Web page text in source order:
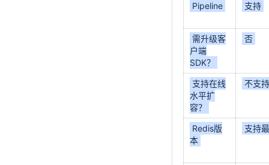
Pipeline 支持
需升级客
户端
SDK？
否
支持在线
水平扩
容？
不支持
Redis版
本
支持